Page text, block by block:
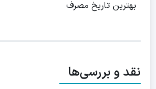
بهترین تاریخ مصرف
نقد و بررسی‌ها